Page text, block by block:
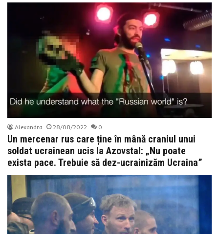
Alexandra 28/08/2022 0
Un mercenar rus care ține în mână craniul unui
soldat ucrainean ucis la Azovstal: „Nu poate
exista pace. Trebuie să dez-ucrainizăm Ucraina”